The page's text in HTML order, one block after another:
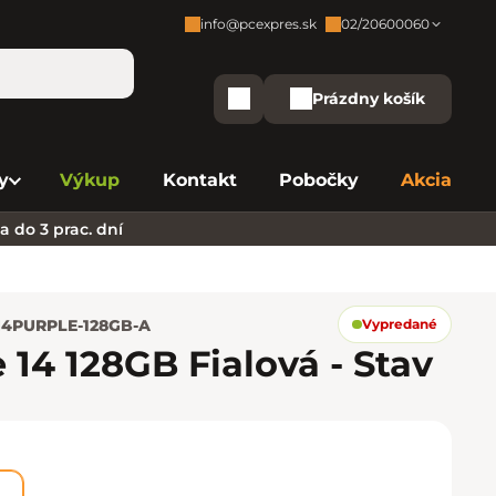
Zákaznícka podpora:
info@pcexpres.sk 02/20600060
Bratislava - Avion 02/20 60 00 61
Bratislava - Aupark
Bratislava - Eurovea 02/20 60 00 75
Nákupný košík
Prázdny košík
Výkup Kontakt Pobočky Akcia
do 3 prac. dní
128GB-A
128GB Fialová - Stav
Vypredané